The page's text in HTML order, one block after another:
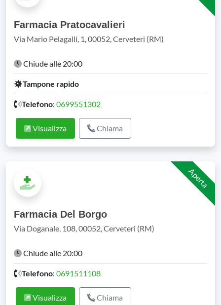
Farmacia Pratocavalieri
Via Mario Pelagalli, 1, 00052, Cerveteri (RM)
Chiude alle 20:00
Tampone rapido
Telefono: 0699551302
Visualizza Chiama
Farmacia Del Borgo
Via Doganale, 108, 00052, Cerveteri (RM)
Aperta
Chiude alle 20:00
Telefono: 0691511108
Visualizza Chiama